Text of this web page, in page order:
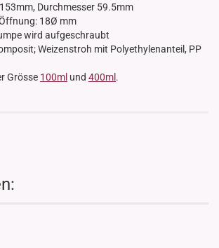
Durchmesser 59.5mm
18Ø mm
wird aufgeschraubt
Weizenstroh mit Polyethylenanteil, PP
Grösse 100ml und 400ml .